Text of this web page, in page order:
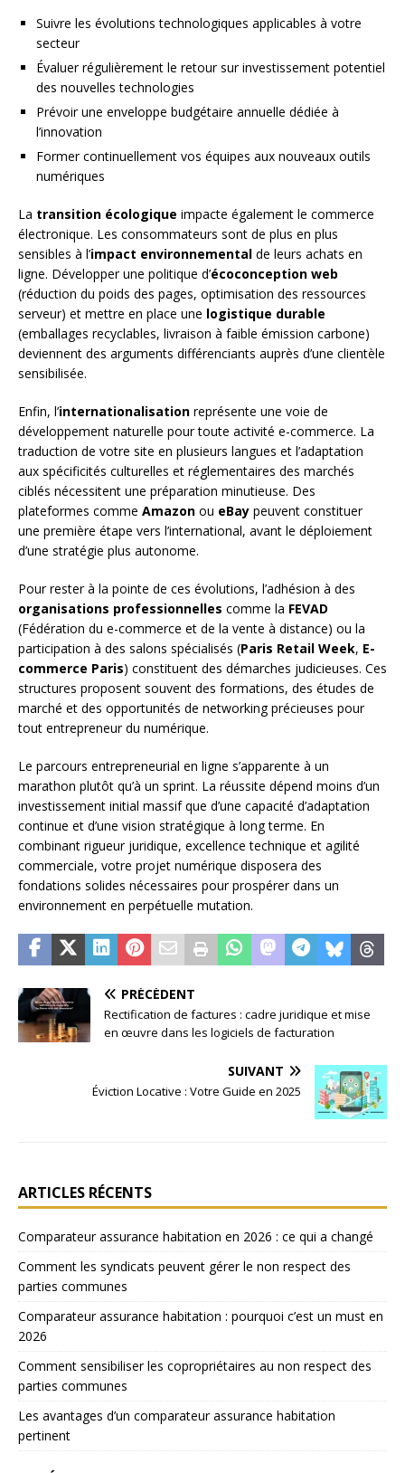
Suivre les évolutions technologiques applicables à votre
secteur
Évaluer régulièrement le retour sur investissement potentiel
des nouvelles technologies
Prévoir une enveloppe budgétaire annuelle dédiée à
l’innovation
Former continuellement vos équipes aux nouveaux outils
numériques
La transition écologique impacte également le commerce
électronique. Les consommateurs sont de plus en plus
sensibles à l’impact environnemental de leurs achats en
ligne. Développer une politique d’écoconception web
(réduction du poids des pages, optimisation des ressources
serveur) et mettre en place une logistique durable
(emballages recyclables, livraison à faible émission carbone)
deviennent des arguments différenciants auprès d’une clientèle
sensibilisée.
Enfin, l’internationalisation représente une voie de
développement naturelle pour toute activité e-commerce. La
traduction de votre site en plusieurs langues et l’adaptation
aux spécificités culturelles et réglementaires des marchés
ciblés nécessitent une préparation minutieuse. Des
plateformes comme Amazon ou eBay peuvent constituer
une première étape vers l’international, avant le déploiement
d’une stratégie plus autonome.
Pour rester à la pointe de ces évolutions, l’adhésion à des
organisations professionnelles comme la FEVAD
(Fédération du e-commerce et de la vente à distance) ou la
participation à des salons spécialisés (Paris Retail Week, E-
commerce Paris) constituent des démarches judicieuses. Ces
structures proposent souvent des formations, des études de
marché et des opportunités de networking précieuses pour
tout entrepreneur du numérique.
Le parcours entrepreneurial en ligne s’apparente à un
marathon plutôt qu’à un sprint. La réussite dépend moins d’un
investissement initial massif que d’une capacité d’adaptation
continue et d’une vision stratégique à long terme. En
combinant rigueur juridique, excellence technique et agilité
commerciale, votre projet numérique disposera des
fondations solides nécessaires pour prospérer dans un
environnement en perpétuelle mutation.
PRÉCÉDENT
Rectification de factures : cadre juridique et mise
en œuvre dans les logiciels de facturation
SUIVANT
Éviction Locative : Votre Guide en 2025
ARTICLES RÉCENTS
Comparateur assurance habitation en 2026 : ce qui a changé
Comment les syndicats peuvent gérer le non respect des
parties communes
Comparateur assurance habitation : pourquoi c’est un must en
2026
Comment sensibiliser les copropriétaires au non respect des
parties communes
Les avantages d’un comparateur assurance habitation
pertinent